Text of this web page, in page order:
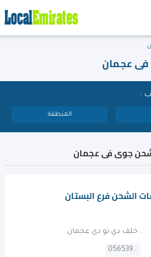
عجمان
:
المنطقة
جوى فى عجمان
الشحن فرع البستان
. خلف دي تو دي عجمان
0565395364